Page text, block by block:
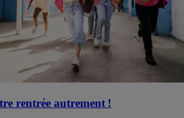
rentrée autrement !​